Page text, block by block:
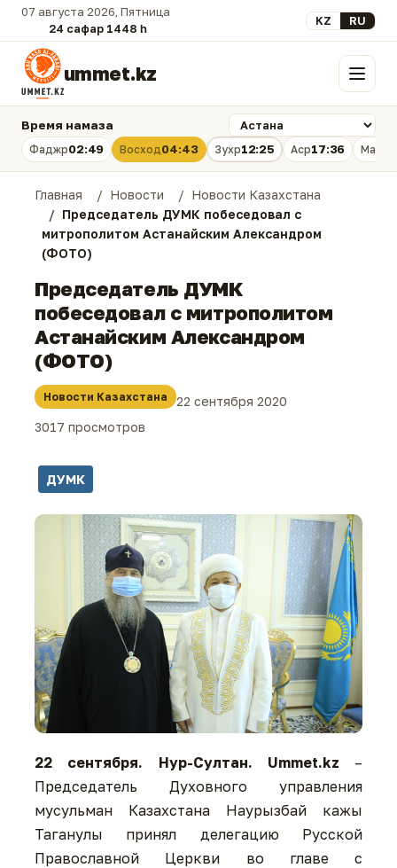
07 августа 2026, Пятница
24 сафар 1448 һ.
Выберите язык
KZ RU
ummet.kz Меню
Время намаза
Фаджр02:49 Восход04:43 Зухр12:25 Аср17:36
Главная Новости
Новости Казахстана
Председатель ДУМК побеседовал с
митрополитом Астанайским Александром
(ФОТО)
Председатель ДУМК
побеседовал с митрополитом
Астанайским Александром
(ФОТО)
Новости Казахстана
22 сентября 2020
3017 просмотров
ДУМК
22 сентября. Нур-Султан. Ummet.kz –
Председатель Духовного управления
мусульман Казахстана Наурызбай кажы
Таганулы принял делегацию Русской
Православной Церкви во главе с